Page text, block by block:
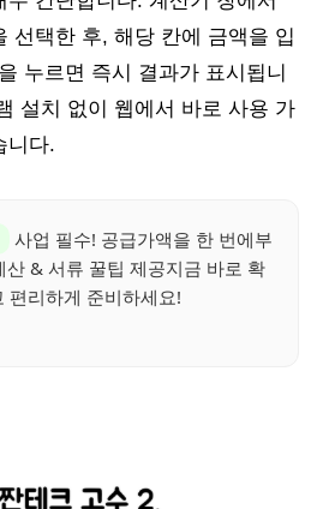
선택한 후, 해당 칸에 금액을 입
누르면 즉시 결과가 표시됩니
설치 없이 웹에서 바로 사용 가
니다.
사업 필수! 공급가액을 한 번에부
산 & 서류 꿀팁 제공지금 바로 확
편리하게 준비하세요!